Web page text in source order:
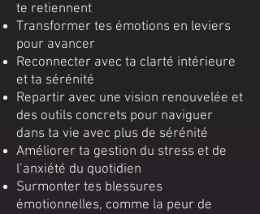
te retiennent
Transformer tes émotions en leviers
pour avancer
Reconnecter avec ta clarté intérieure
et ta sérénité
Repartir avec une vision renouvelée et
des outils concrets pour naviguer
dans ta vie avec plus de sérénité
Améliorer ta gestion du stress et de
l’anxiété du quotidien
Surmonter tes blessures
émotionnelles, comme la peur de